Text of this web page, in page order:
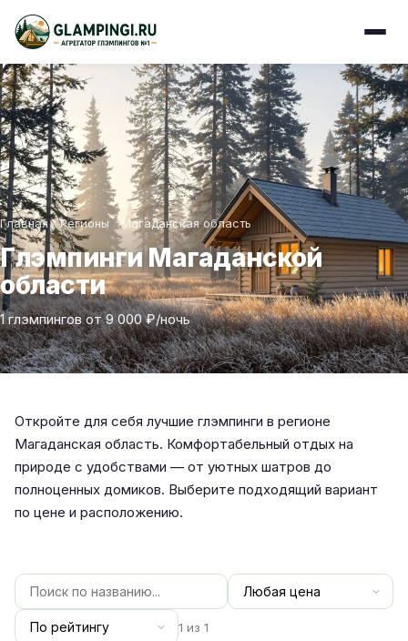
Главная / Регионы / Магаданская область
Глэмпинги Магаданской
области
1 глэмпингов от 9 000 ₽/ночь
Откройте для себя лучшие глэмпинги в регионе
Магаданская область. Комфортабельный отдых на
природе с удобствами — от уютных шатров до
полноценных домиков. Выберите подходящий вариант
по цене и расположению.
1 из 1